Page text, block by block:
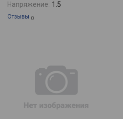
Напряжение: 1.5
Отзывы 0